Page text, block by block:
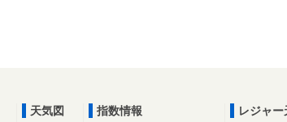
天気図
指数情報
レジャー